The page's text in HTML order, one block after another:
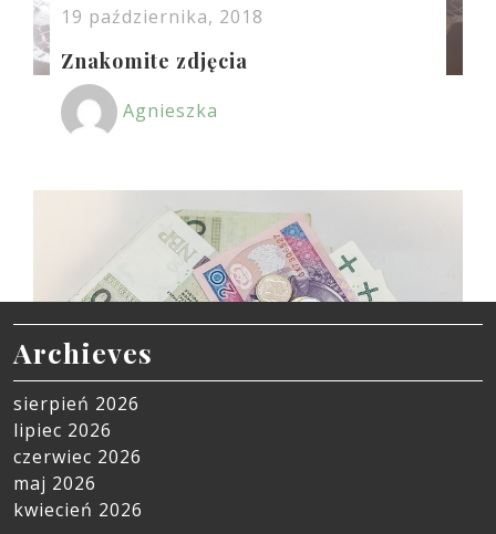
19 października, 2018
Znakomite zdjęcia
Agnieszka
Archieves
sierpień 2026
lipiec 2026
czerwiec 2026
maj 2026
kwiecień 2026